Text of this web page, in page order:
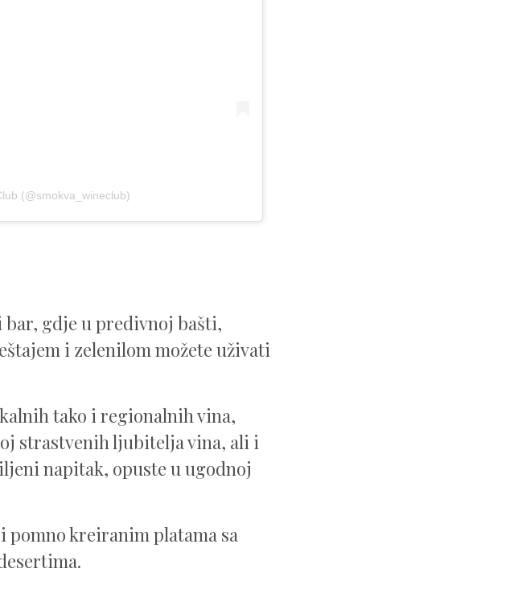
(@smokva_wineclub)
gdje u predivnoj bašti,
i zelenilom možete uživati
tako i regionalnih vina,
strastvenih ljubitelja vina, ali i
napitak, opuste u ugodnoj
pomno kreiranim platama sa